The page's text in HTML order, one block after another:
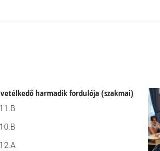
harmadik fordulója (szakmai)